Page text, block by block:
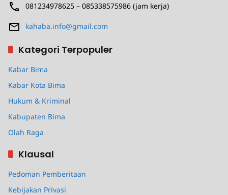
081234978625 – 085338575986 (jam kerja)
kahaba.info@gmail.com
Kategori Terpopuler
Kabar Bima
Kabar Kota Bima
Hukum & Kriminal
Kabupaten Bima
Olah Raga
Klausal
Pedoman Pemberitaan
Kebijakan Privasi